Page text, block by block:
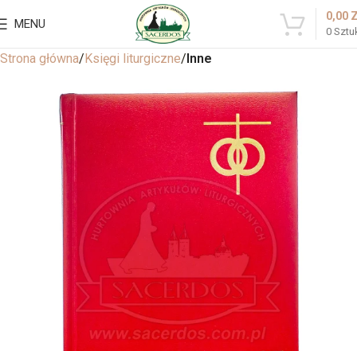
MENU
0
0,00
Strona główna Księgi liturgiczne Inne